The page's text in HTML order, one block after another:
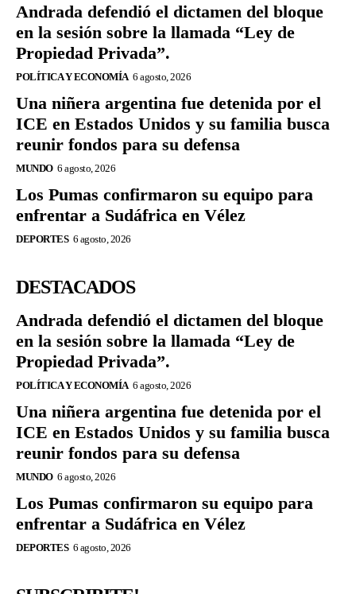
Andrada defendió el dictamen del bloque
en la sesión sobre la llamada “Ley de
Propiedad Privada”.
POLÍTICA Y ECONOMÍA 6 agosto, 2026
Una niñera argentina fue detenida por el
ICE en Estados Unidos y su familia busca
reunir fondos para su defensa
MUNDO 6 agosto, 2026
Los Pumas confirmaron su equipo para
enfrentar a Sudáfrica en Vélez
DEPORTES 6 agosto, 2026
DESTACADOS
Andrada defendió el dictamen del bloque
en la sesión sobre la llamada “Ley de
Propiedad Privada”.
POLÍTICA Y ECONOMÍA 6 agosto, 2026
Una niñera argentina fue detenida por el
ICE en Estados Unidos y su familia busca
reunir fondos para su defensa
MUNDO 6 agosto, 2026
Los Pumas confirmaron su equipo para
enfrentar a Sudáfrica en Vélez
DEPORTES 6 agosto, 2026